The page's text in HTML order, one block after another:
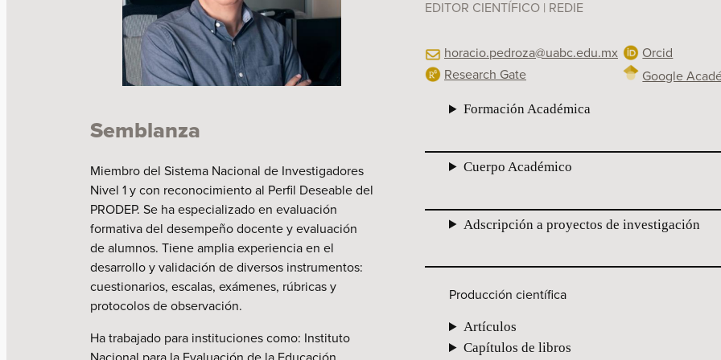
EDITOR CIENTÍFICO | REDIE
horacio.pedroza@uabc.edu.mx
Research Gate
Orcid
Google
Semblanza
Miembro del Sistema Nacional de Investigadores
Nivel 1 y con reconocimiento al Perfil Deseable del
PRODEP. Se ha especializado en evaluación
formativa del desempeño docente y evaluación
de alumnos. Tiene amplia experiencia en el
desarrollo y validación de diversos instrumentos:
cuestionarios, escalas, exámenes, rúbricas y
protocolos de observación.
Ha trabajado para instituciones como: Instituto
Formación Académica
Cuerpo Académico
Adscripción a proyectos de investigación
Producción científica
Artículos
Capítulos de libros